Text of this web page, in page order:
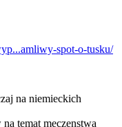
spot-o-tusku/
na niemieckich
temat meczenstwa